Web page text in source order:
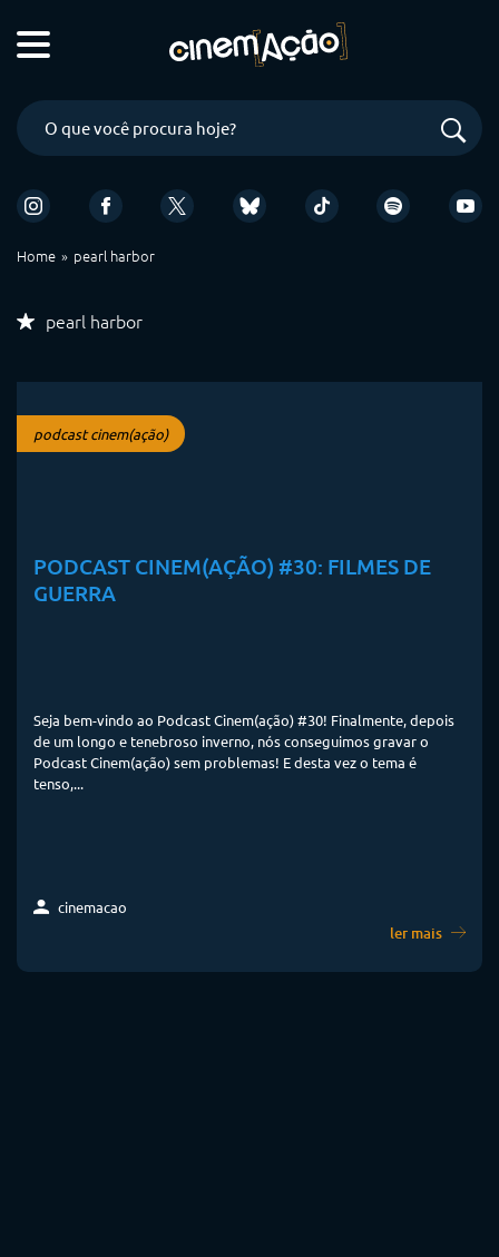
Home pearl harbor
pearl harbor
podcast cinem(ação)
PODCAST CINEM(AÇÃO) #30: FILMES DE
GUERRA
Seja bem-vindo ao Podcast Cinem(ação) #30! Finalmente, depois
de um longo e tenebroso inverno, nós conseguimos gravar o
Podcast Cinem(ação) sem problemas! E desta vez o tema é
tenso,...
cinemacao
ler mais